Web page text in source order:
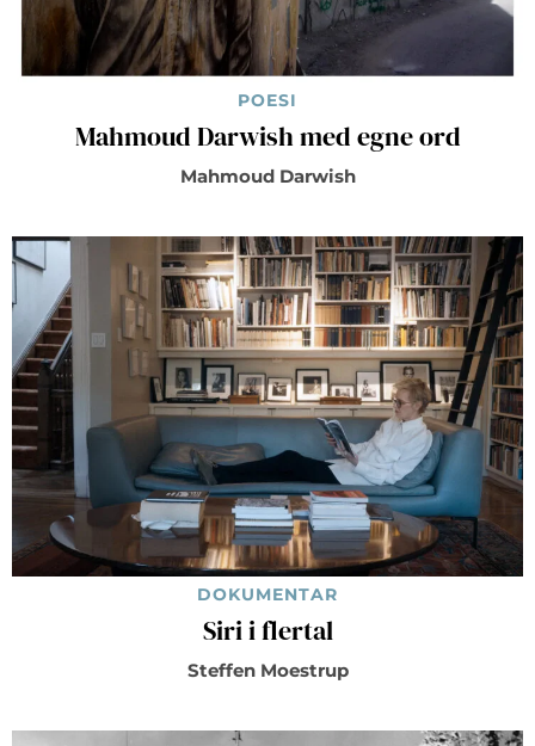
POESI
Mahmoud Darwish med egne ord
Mahmoud Darwish
DOKUMENTAR
Siri i flertal
Steffen Moestrup